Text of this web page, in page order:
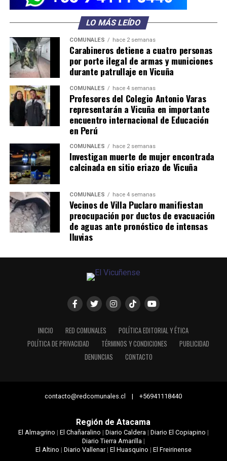
LO MÁS LEÍDO
COMUNALES hace 2 semanas
Carabineros detiene a cuatro personas
por porte ilegal de armas y municiones
durante patrullaje en Vicuña
COMUNALES hace 4 semanas
Profesores del Colegio Antonio Varas
representarán a Vicuña en importante
encuentro internacional de Educación
en Perú
COMUNALES hace 2 semanas
Investigan muerte de mujer encontrada
calcinada en sitio eriazo de Vicuña
COMUNALES hace 4 semanas
Vecinos de Villa Puclaro manifiestan
preocupación por ductos de evacuación
de aguas ante pronóstico de intensas
lluvias
INICIO RED COMUNALES
POLÍTICA EDITORIAL Y ÉTICA
POLÍTICA DE PRIVACIDAD
TÉRMINOS Y CONDICIONES
PUBLICIDAD
DENUNCIAS
CONTACTO
contacto@redcomunales.cl | +56941118440
Región de Atacama
El Almagrino | El Chañaralino | Diario Caldera| Diario El Copiapino |
Diario Tierra Amarilla|
El Altino | Diario Vallenar| El Huasquino | El Freirinense